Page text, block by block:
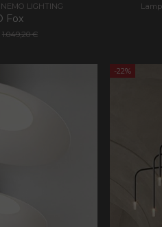
LIGHTING
Fox
1.049,20 €
-22%
_ga_KEQLFFEDKH